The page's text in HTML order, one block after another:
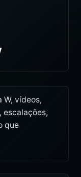
vídeos,
escalações,
que